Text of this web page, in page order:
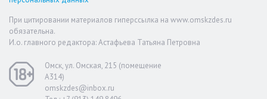
При цитировании материалов гиперссылка на www.omskzdes.ru
обязательна.
И.о. главного редактора: Астафьева Татьяна Петровна
Омск, ул. Омская, 215 (помещение
А314)
omskzdes@inbox.ru